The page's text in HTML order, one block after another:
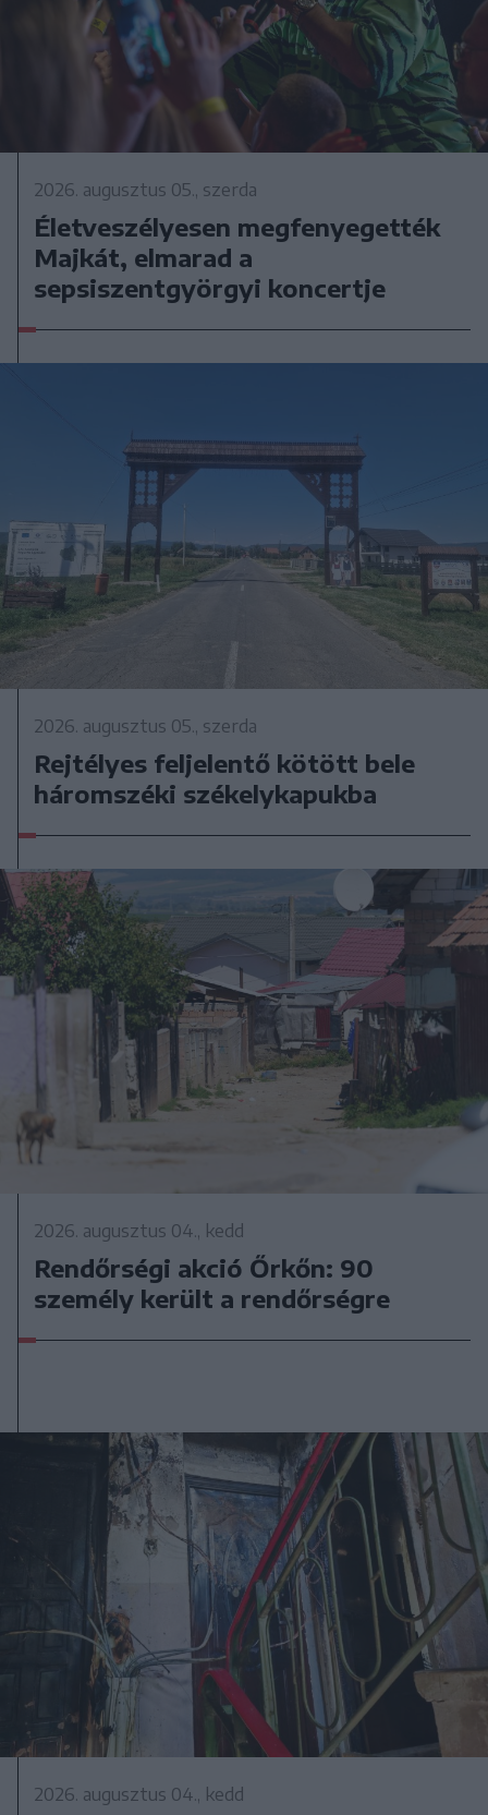
2026. augusztus 05., szerda
Életveszélyesen megfenyegették
Majkát, elmarad a
sepsiszentgyörgyi koncertje
2026. augusztus 05., szerda
Rejtélyes feljelentő kötött bele
háromszéki székelykapukba
2026. augusztus 04., kedd
Rendőrségi akció Őrkőn: 90
személy került a rendőrségre
2026. augusztus 04., kedd